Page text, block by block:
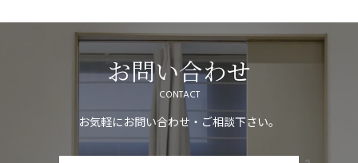
お問い合わせ
CONTACT
お気軽にお問い合わせ・ご相談下さい。